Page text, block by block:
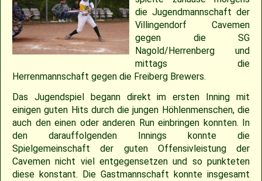
die Jugendmannschaft der
Villingendorf Cavemen
gegen die SG
Nagold/Herrenberg und
mittags die
Herrenmannschaft gegen die Freiberg Brewers.
Das Jugendspiel begann direkt im ersten Inning mit
einigen guten Hits durch die jungen Höhlenmenschen, die
auch den einen oder anderen Run einbringen konnten. In
den darauffolgenden Innings konnte die
Spielgemeinschaft der guten Offensivleistung der
Cavemen nicht viel entgegensetzen und so punkteten
diese konstant. Die Gastmannschaft konnte insgesamt
2018
2017
2015
2014
2013
22.04.2023 – Cavemen 2 vs Ulm Falcons
30.04.2022 – Softballspieltag 30.05.2019 – Jugendspiel in Ravensburg
11.05.2019 – Jugendspiel in Reutlingen
01.05.2019 – Pokalspiel gegen Ellwangen
27.04.2019 – Jugendspiel in Gammertingen
14.06.2017 – Pfingstturnier Steinheim 2017
25.05.2017 – Jugendspiel gegen Herrenberg
21.05.2017 – Spiel gegen Neuenburg
13.05.2017 – Jugendspiel in Herrenberg
06.05.2017 – Jugendspiel in Sindelfingen
08.04.2017 – Pokalauftakt gegen die Freiburg Knights
26./27.05.2012 – 25. Pfingstturnier in Steinheim
29.04.2012 – Landesliga Bretten Kangaroos vs. Cavemen
03.07.2011 – Softball-Landesligaspiel Cavemen vs. Nagold Mohawks
11./12.06.2011 – Jubiläumsturnier 25 Jahre Red Phantoms Steinheim
10.04.2011 – Pokelspiel Cavemen vs. Karlsruhe Cougars
Sponsoring
Saison 2019
Saison 2018
Saison 2016
Saison 2015
Saison 2014
Jugend Landesliga I 2025
Slowpitch Softball RNL 2025
Cavemen-News 2025
Jugend Landesliga III 2024
Slowpitch Softball RNL 2024
Cavemen-News 2024
Jugend Landesliga III 2023
Spielberichte 2023
Spielberichte 2022
Cavemen-News 2022
Cavemen-News 2013
Spielberichte 2012
Cavemen-News 2012